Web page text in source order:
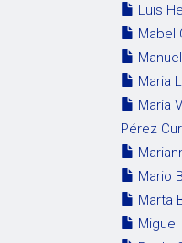
Luis
Mabel
Maria
María
Pérez
Mario
Marta